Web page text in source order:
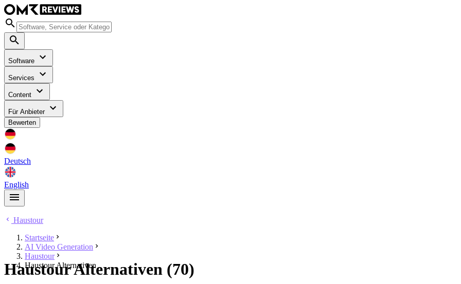
Software
Services
Content
Für Anbieter
Bewerten
Deutsch
English
Haustour
Startseite
AI Video Generation
Haustour
Haustour Alternativen
Haustour Alternativen (70)